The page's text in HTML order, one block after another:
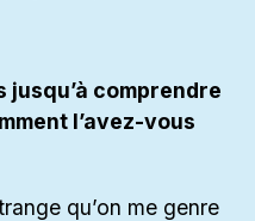
comprendre
l’avez-vous
qu’on me genre